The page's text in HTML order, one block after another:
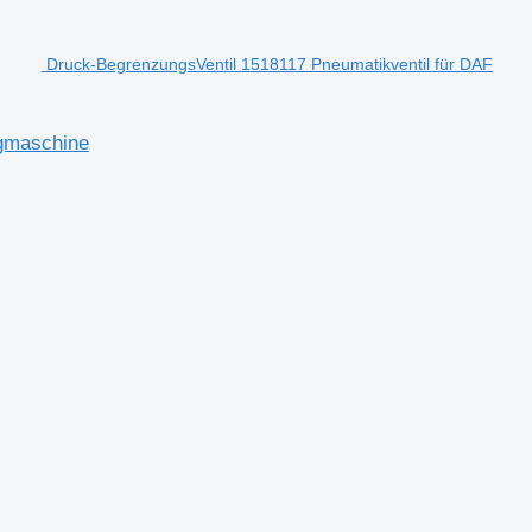
Druck-BegrenzungsVentil 1518117 Pneumatikventil für DAF